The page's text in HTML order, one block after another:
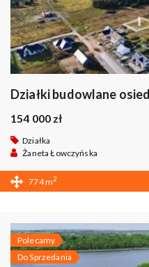
Działki budowlane
154 000 zł
Działka
Żaneta Łowczyńska
774 m2
Polecamy
Do Sprzedania